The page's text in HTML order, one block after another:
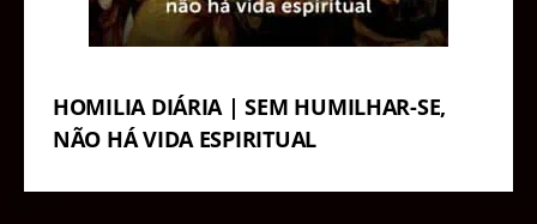
HOMILIA DIÁRIA | SEM HUMILHAR-SE,
NÃO HÁ VIDA ESPIRITUAL